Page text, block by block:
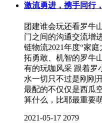
激流勇进，携手同行
团建谁会玩还看罗牛
门之间的沟通交流增
链物流2021年度“家
拓勇敢、机智的罗牛
有的玩咖风采 跟着罗
水一切只不过是刚刚
最配的不仅仅是西瓜
算什么，比耶最重要
2021-05-17 2079